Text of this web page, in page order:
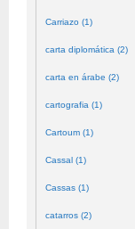
Carriazo (1)
carta diplomática (2)
carta en árabe (2)
cartografia (1)
Cartoum (1)
Cassal (1)
Cassas (1)
catarros (2)